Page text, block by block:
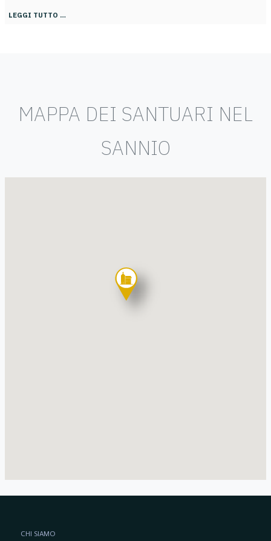
LEGGI TUTTO …
MAPPA DEI SANTUARI NEL
SANNIO
CHI SIAMO